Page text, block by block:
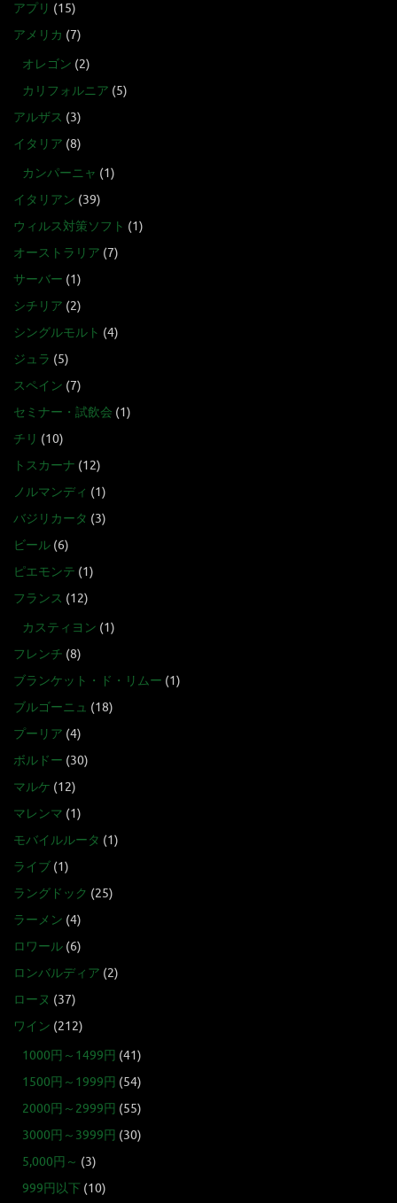
アプリ (15)
アメリカ (7)
オレゴン (2)
カリフォルニア (5)
アルザス (3)
イタリア (8)
カンパーニャ (1)
イタリアン (39)
ウィルス対策ソフト (1)
オーストラリア (7)
サーバー (1)
シチリア (2)
シングルモルト (4)
ジュラ (5)
スペイン (7)
セミナー・試飲会 (1)
チリ (10)
トスカーナ (12)
ノルマンディ (1)
バジリカータ (3)
ビール (6)
ピエモンテ (1)
フランス (12)
カスティヨン (1)
フレンチ (8)
ブランケット・ド・リムー (1)
ブルゴーニュ (18)
プーリア (4)
ボルドー (30)
マルケ (12)
マレンマ (1)
モバイルルータ (1)
ライブ (1)
ラングドック (25)
ラーメン (4)
ロワール (6)
ロンバルディア (2)
ローヌ (37)
ワイン (212)
1000円～1499円 (41)
1500円～1999円 (54)
2000円～2999円 (55)
3000円～3999円 (30)
5,000円～ (3)
999円以下 (10)